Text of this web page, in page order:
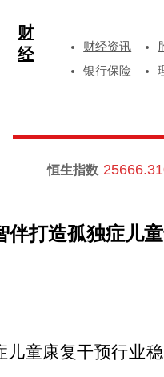
财
经
财经资讯
银行保险
恒生指数
打造孤独症儿
童康复干预行业